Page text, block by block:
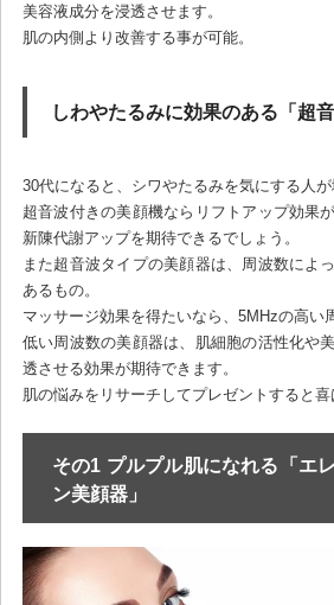
美容液成分を浸透させます。
肌の内側より改善する事が可能。
しわやたるみに効果のある「超
30代になると、シワやたるみを気にする人が
超音波付きの美顔機ならリフトアップ効果
新陳代謝アップを期待できるでしょう。
また超音波タイプの美顔器は、周波数によ
あるもの。
マッサージ効果を得たいなら、5MHzの高い
低い周波数の美顔器は、肌細胞の活性化や
透させる効果が期待できます。
肌の悩みをリサーチしてプレゼントすると喜
その1 プルプル肌になれる「エ
ン美顔器」